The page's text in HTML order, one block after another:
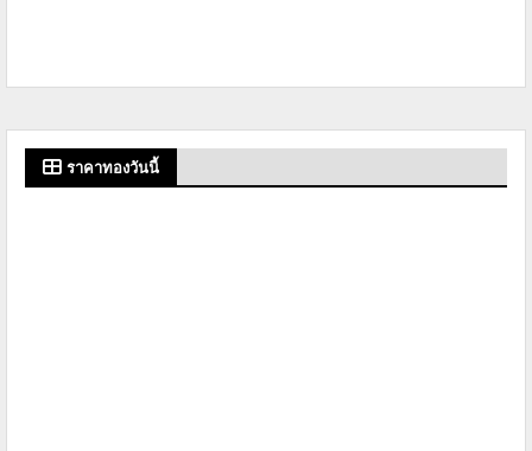
ราคาทองวันนี้